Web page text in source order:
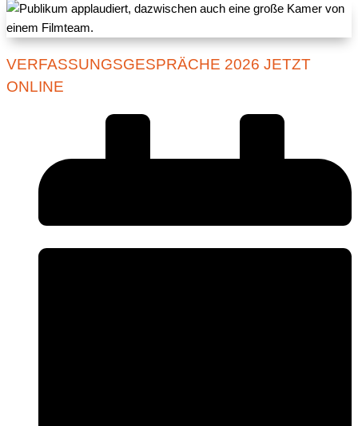
VERFASSUNGSGESPRÄCHE 2026 JETZT
ONLINE